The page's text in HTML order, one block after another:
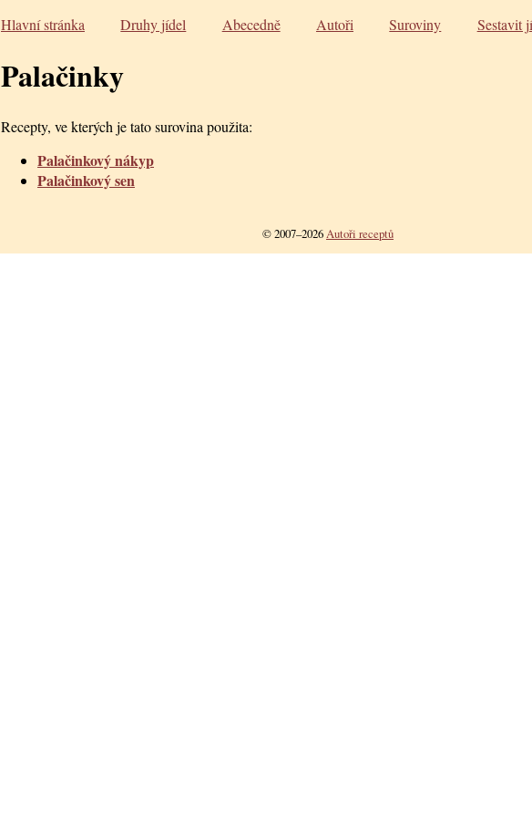
Hlavní stránka Druhy jídel Abecedně Autoři Suroviny Sestavit
Palačinky
Recepty, ve kterých je tato surovina použita:
Palačinkový nákyp
Palačinkový sen
© 2007–2026Autoři receptů